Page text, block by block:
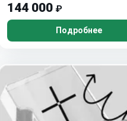
144 000 ₽
Подробнее